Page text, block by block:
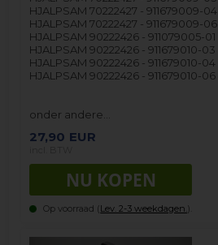
HJALPSAM 70222427 - 911679009-04
HJALPSAM 70222427 - 911679009-06
HJALPSAM 90222426 - 911079005-01
HJALPSAM 90222426 - 911679010-03
HJALPSAM 90222426 - 911679010-04
HJALPSAM 90222426 - 911679010-06
onder andere…
27,90 EUR
Op voorraad (Lev. 2-3 weekdagen. ).